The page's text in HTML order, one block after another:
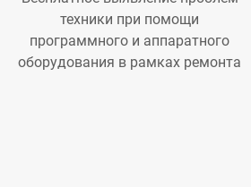
техники при помощи
программного и аппаратного
оборудования в рамках ремонта